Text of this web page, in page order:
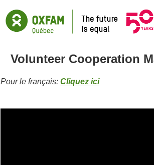
Volunteer Cooperation
Pour le français: Cliquez ici